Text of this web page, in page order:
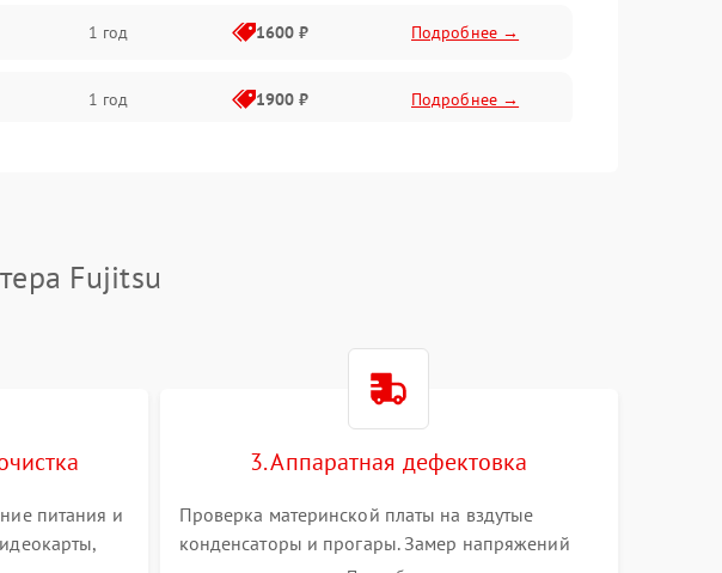
1 год 1600 ₽ Подробнее →
1 год 1900 ₽ Подробнее →
1300 ₽ Подробнее →
Fujitsu
питания и
3. Аппаратная дефектовка
Проверка материнской платы на вздутые
конденсаторы и прогары. Замер напряжений